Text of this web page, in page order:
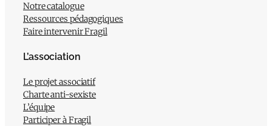
Notre catalogue
Ressources pédagogiques
Faire intervenir Fragil
L’association
Le projet associatif
Charte anti-sexiste
L’équipe
Participer à Fragil